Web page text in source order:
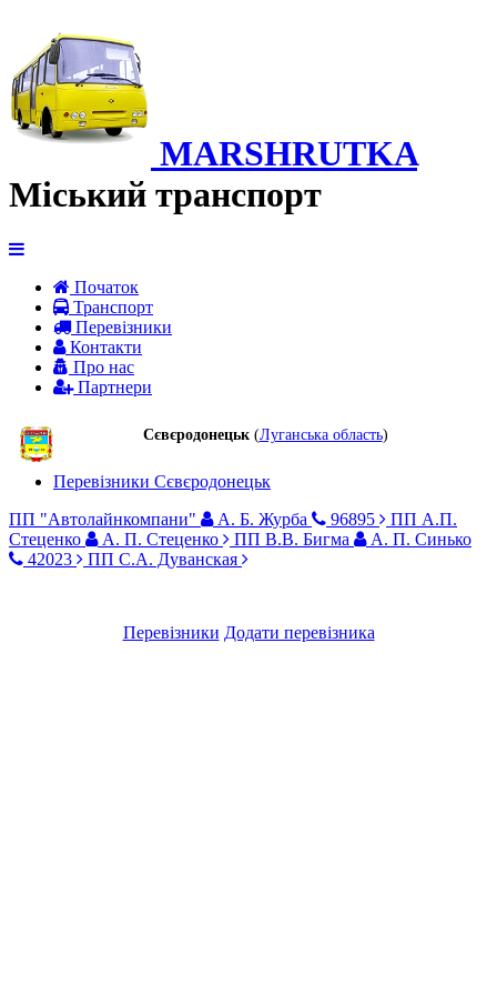
MARSHRUTKA
Міський транспорт
Початок
Транспорт
Перевiзники
Контакти
Про нас
Партнери
Сєвєродонецьк(Луганська область)
Перевізники Сєвєродонецьк
ПП "Автолайнкомпани"
А. Б. Журба 96895
ПП А.П.
Стеценко
А. П. Стеценко ПП В.В. Бигма
А. П. Синько
42023
ПП С.А. Дуванская
Перевізники Додати перевізника